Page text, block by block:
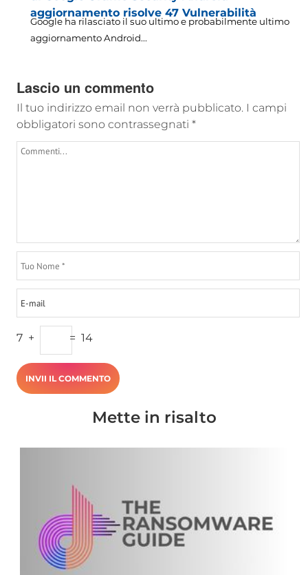
aggiornamento risolve 47 Vulnerabilità
Google ha rilasciato il suo ultimo e probabilmente ultimo
aggiornamento Android...
Lascio un commento
Il tuo indirizzo email non verrà pubblicato. I campi
obbligatori sono contrassegnati *
7 + = 14
Mette in risalto